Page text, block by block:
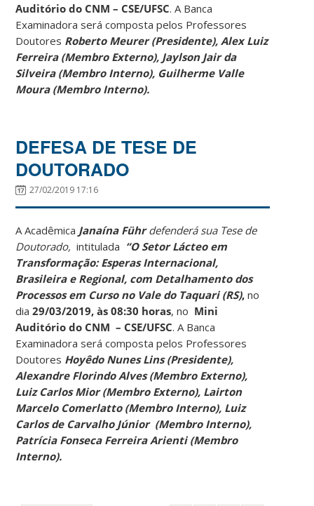
Auditório do CNM – CSE/UFSC. A Banca
Examinadora será composta pelos Professores
Doutores Roberto Meurer (Presidente), Alex Luiz
Ferreira (Membro Externo), Jaylson Jair da
Silveira (Membro Interno), Guilherme Valle
Moura (Membro Interno).
DEFESA DE TESE DE
DOUTORADO
27/02/2019 17:16
A Acadêmica Janaína Führdefenderá sua Tese de
Doutorado, intitulada “O Setor Lácteo em
Transformação: Esperas Internacional,
Brasileira e Regional, com Detalhamento dos
Processos em Curso no Vale do Taquari (RS), no
dia 29/03/2019, às 08:30 horas, no Mini
Auditório do CNM – CSE/UFSC. A Banca
Examinadora será composta pelos Professores
Doutores Hoyêdo Nunes Lins (Presidente),
Alexandre Florindo Alves (Membro Externo),
Luiz Carlos Mior (Membro Externo), Lairton
Marcelo Comerlatto (Membro Interno), Luiz
Carlos de Carvalho Júnior (Membro Interno),
Patrícia Fonseca Ferreira Arienti (Membro
Interno).